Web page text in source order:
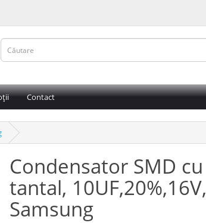
Contact
Condensator SMD cu
tantal, 10UF,20%,16V,
Samsung